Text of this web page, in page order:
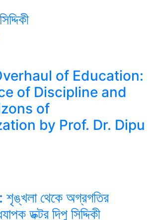
of Education:
of Discipline and
of
by Prof. Dr. Dipu
শৃঙ্খলা থেকে অগ্রগতির
ডক্টর দিপু সিদ্দিকী